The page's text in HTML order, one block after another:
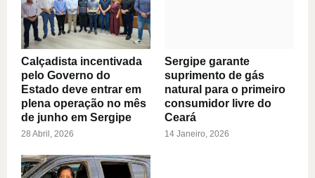
Calçadista incentivada
pelo Governo do
Estado deve entrar em
plena operação no mês
de junho em Sergipe
28 Abril, 2026
Sergipe garante
suprimento de gás
natural para o primeiro
consumidor livre do
Ceará
14 Janeiro, 2026